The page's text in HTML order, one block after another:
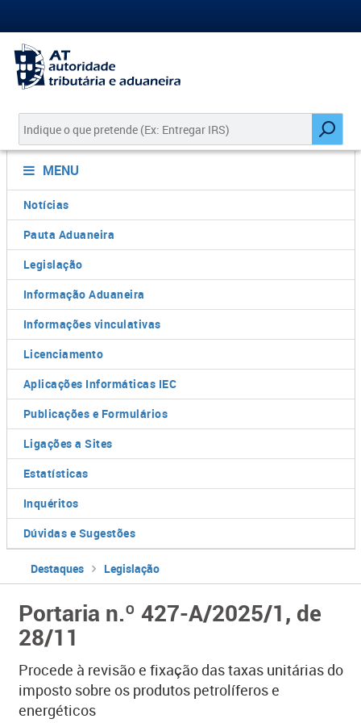
MENU
Notícias
Pauta Aduaneira
Legislação
Informação Aduaneira
Informações vinculativas
Licenciamento
Aplicações Informáticas IEC
Publicações e Formulários
Ligações a Sites
Estatísticas
Inquéritos
Dúvidas e Sugestões
Destaques Legislação
Portaria n.º 427-A/2025/1, de
28/11
Procede à revisão e fixação das taxas unitárias do
imposto sobre os produtos petrolíferos e
energéticos